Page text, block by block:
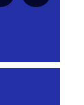
série pour